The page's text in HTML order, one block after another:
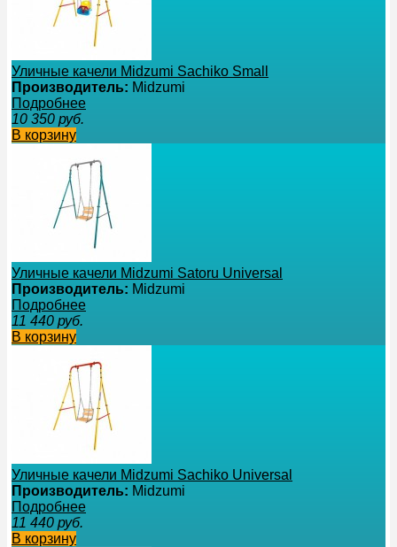
Уличные качели Midzumi Sachiko Small
Производитель: Midzumi
Подробнее
10 350 руб.
В корзину
Уличные качели Midzumi Satoru Universal
Производитель: Midzumi
Подробнее
11 440 руб.
В корзину
Уличные качели Midzumi Sachiko Universal
Производитель: Midzumi
Подробнее
11 440 руб.
В корзину